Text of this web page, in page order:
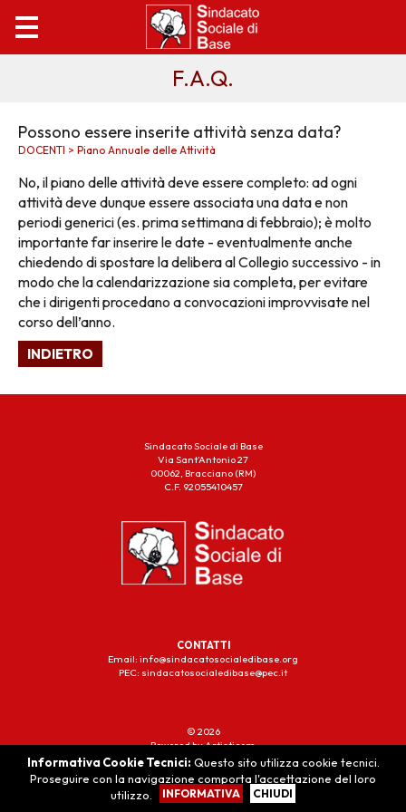
F.A.Q.
Possono essere inserite attività senza data?
DOCENTI > Piano Annuale delle Attività
No, il piano delle attività deve essere completo: ad ogni
attività deve dunque essere associata una data e non
periodi generici (es. prima settimana di febbraio); è molto
importante far inserire le date - eventualmente anche
chiedendo di spostare la delibera al Collegio successivo - in
modo che la calendarizzazione sia completa, per evitare
che i dirigenti procedano a convocazioni improvvisate nel
corso dell’anno.
INDIETRO
Sindacato Sociale di Base
Via Sant’Antonio 27
00062, Bracciano (RM)
C.F. 92055410457
CONTATTI
Email: info@sindacatosocialedibase.org
PEC: sindacatosocialedibase@pec.it
© 2026
Powered by Artisticom
Informativa Cookie Tecnici: Questo sito utilizza cookie tecnici.
Proseguire con la navigazione comporta l'accettazione del loro
utilizzo.
INFORMATIVA CHIUDI